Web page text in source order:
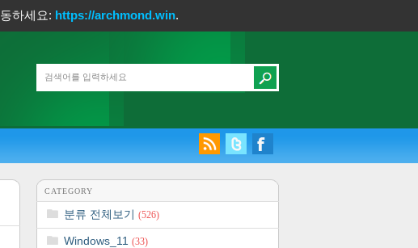
하세요: https://archmond.win.
CATEGORY
분류 전체보기 (526)
Windows_11 (33)